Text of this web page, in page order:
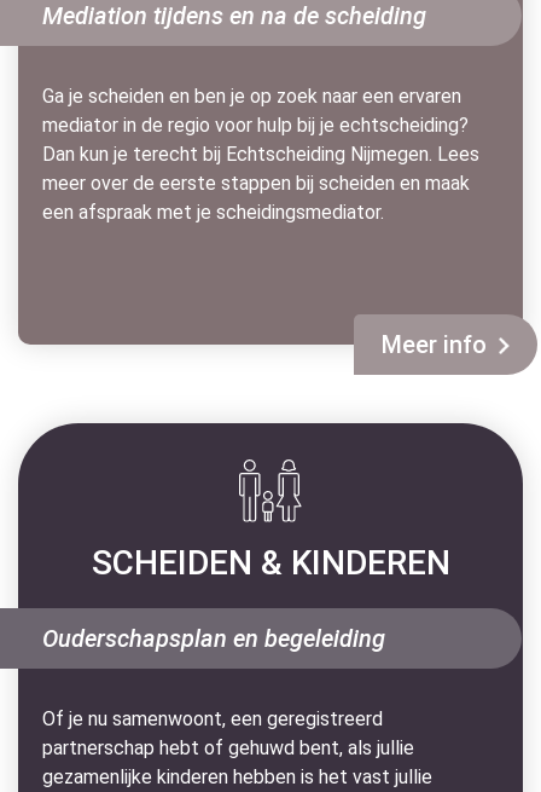
Mediation tijdens en na de scheiding
Ga je scheiden en ben je op zoek naar een ervaren
mediator in de regio voor hulp bij je echtscheiding?
Dan kun je terecht bij Echtscheiding Nijmegen. Lees
meer over de eerste stappen bij scheiden en maak
een afspraak met je scheidingsmediator.
Meer info
SCHEIDEN & KINDEREN
Ouderschapsplan en begeleiding
Of je nu samenwoont, een geregistreerd
partnerschap hebt of gehuwd bent, als jullie
gezamenlijke kinderen hebben is het vast jullie